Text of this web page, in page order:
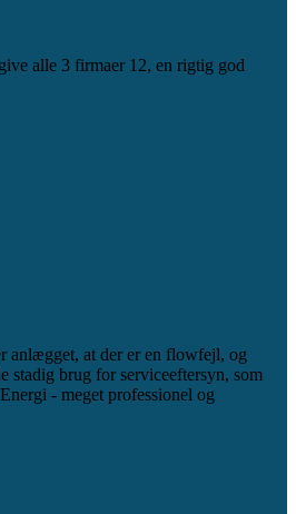
alle 3 firmaer 12, en rigtig god
anlægget, at der er en flowfejl, og
stadig brug for serviceeftersyn, som
- meget professionel og